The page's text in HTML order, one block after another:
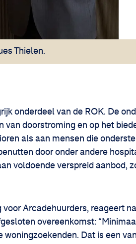
Thielen.
onderdeel van de ROK. De
van doorstroming en op het
als aan mensen die
door onder andere
voldoende verspreid aanbod,
voor Arcadehuurders, reageert
overeenkomst:
Dat is een